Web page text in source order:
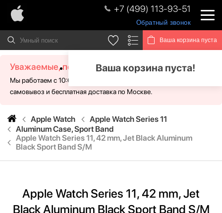
+7 (499) 113-93-51
Обратный звонок
Ваша корзина пуста
Ваша корзина пуста!
Уважаемые, посетители!
Мы работаем с 10:00 - 21:00 без выходных. Для Вас доступен
самовывоз и бесплатная доставка по Москве.
Apple Watch
Apple Watch Series 11
Aluminum Case, Sport Band
Apple Watch Series 11, 42 mm, Jet Black Aluminum
Black Sport Band S/M
Apple Watch Series 11, 42 mm, Jet
Black Aluminum Black Sport Band S/M